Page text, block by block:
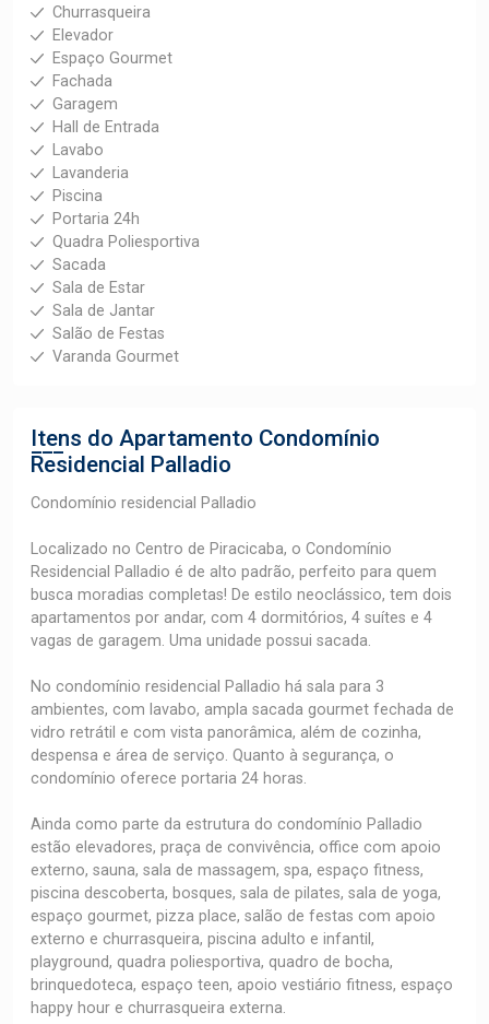
Churrasqueira
Elevador
Espaço Gourmet
Fachada
Garagem
Hall de Entrada
Lavabo
Lavanderia
Piscina
Portaria 24h
Quadra Poliesportiva
Sacada
Sala de Estar
Sala de Jantar
Salão de Festas
Varanda Gourmet
Itens do Apartamento Condomínio
Residencial Palladio
Condomínio residencial Palladio
Localizado no Centro de Piracicaba, o Condomínio
Residencial Palladio é de alto padrão, perfeito para quem
busca moradias completas! De estilo neoclássico, tem dois
apartamentos por andar, com 4 dormitórios, 4 suítes e 4
vagas de garagem. Uma unidade possui sacada.
No condomínio residencial Palladio há sala para 3
ambientes, com lavabo, ampla sacada gourmet fechada de
vidro retrátil e com vista panorâmica, além de cozinha,
despensa e área de serviço. Quanto à segurança, o
condomínio oferece portaria 24 horas.
Ainda como parte da estrutura do condomínio Palladio
estão elevadores, praça de convivência, office com apoio
externo, sauna, sala de massagem, spa, espaço fitness,
piscina descoberta, bosques, sala de pilates, sala de yoga,
espaço gourmet, pizza place, salão de festas com apoio
externo e churrasqueira, piscina adulto e infantil,
playground, quadra poliesportiva, quadro de bocha,
brinquedoteca, espaço teen, apoio vestiário fitness, espaço
happy hour e churrasqueira externa.